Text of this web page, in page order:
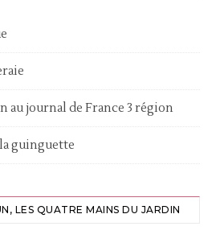
au journal de France 3 région
guinguette
LES QUATRE MAINS DU JARDIN